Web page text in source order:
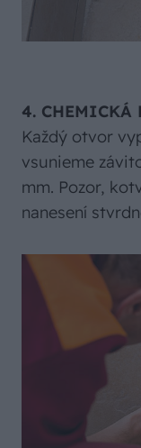
4. CHEMICKÁ
Každý otvor
vsunieme
mm. Pozor,
nanesení